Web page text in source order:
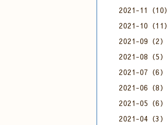
2021-11（10）
2021-10（11）
2021-09（2）
2021-08（5）
2021-07（6）
2021-06（8）
2021-05（6）
2021-04（3）